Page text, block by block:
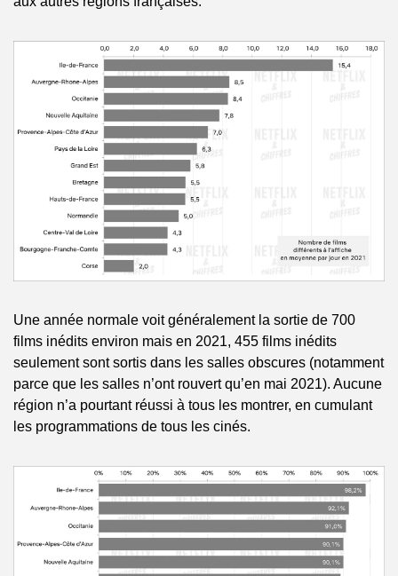
Une année normale voit généralement la sortie de 700
films inédits environ mais en 2021, 455 films inédits
seulement sont sortis dans les salles obscures (notamment
parce que les salles n’ont rouvert qu’en mai 2021). Aucune
région n’a pourtant réussi à tous les montrer, en cumulant
les programmations de tous les cinés.